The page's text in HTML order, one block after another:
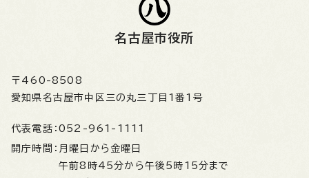
名古屋市役所
〒460-8508
愛知県名古屋市中区三の丸三丁目1番1号
代表電話： 052-961-1111
開庁時間： 月曜日から金曜日
午前8時45分から午後5時15分まで